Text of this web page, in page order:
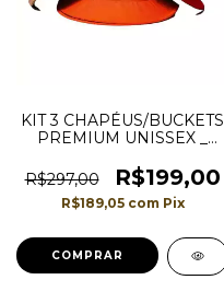
KIT 3 CHAPÉUS/BUCKETS
PREMIUM UNISSEX _
MARROM/CARAMELO,
VERMELHA E LARANJA
R$297,00 R$199,00
R$189,05 com Pix
COMPRAR